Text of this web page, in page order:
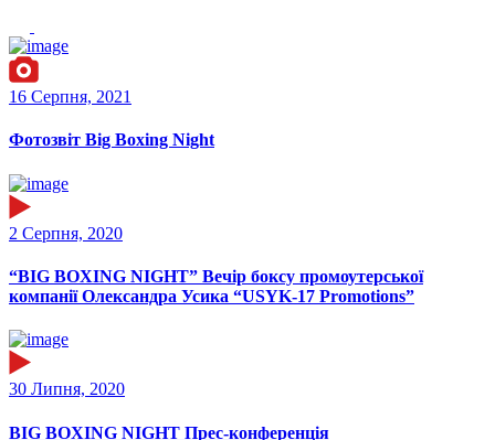
16 Серпня, 2021
Фотозвіт Big Boxing Night
2 Серпня, 2020
“BIG BOXING NIGHT” Вечір боксу промоутерської
компанії Олександра Усика “USYK-17 Promotions”
30 Липня, 2020
BIG BOXING NIGHT Прес-конференція